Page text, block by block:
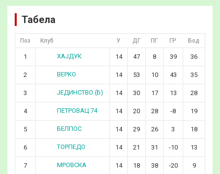
Табела
Поз Клуб У ДГ ПГ ГР Бод
1 ХАЈДУК 14 47 8 39 36
2 ВЕРКО 14 53 10 43 35
3 ЈЕДИНСТВО (Б) 14 30 17 13 28
4 ПЕТРОВАЦ 74 14 20 28 -8 19
5 БЕЛПОС 14 29 26 3 18
6 ТОРПЕДО 14 21 31 -10 13
7 МРОВСКА 14 18 38 -20 9